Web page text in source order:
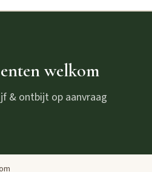
welkom
& ontbijt op aanvraag